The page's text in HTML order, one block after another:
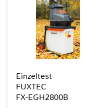
Einzeltest
FUXTEC
FX-EGH2800B